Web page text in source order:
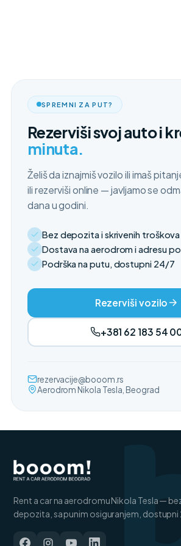
SPREMNI ZA PUT?
Rezerviši svoj auto i
minuta.
Želiš da iznajmiš vozilo ili imaš
ili rezerviši online — javljamo se
dana u godini.
Bez depozita i skrivenih troškova
Dostava na aerodrom i adresu
Podrška na putu, dostupni 24/7
Rezerviši vozilo
+381 62 183 54
rezervacije@booom.rs
Aerodrom Nikola Tesla, Beograd
Rent a car na aerodromu Nikola Tesla —
depozita, sa punim osiguranjem, dostupni